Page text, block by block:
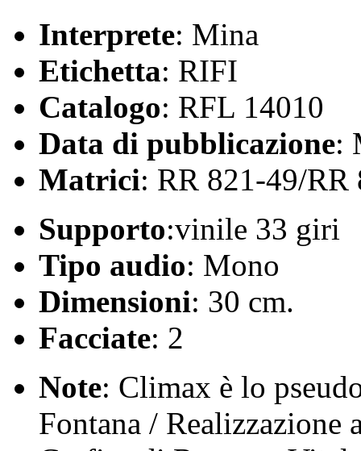
Interprete: Mina
Etichetta: RIFI
Catalogo: RFL 14010
Data di pubblicazione:
Matrici: RR 821-49/RR
Supporto:vinile 33 giri
Tipo audio: Mono
Dimensioni: 30 cm.
Facciate: 2
Note: Climax è lo
Fontana /